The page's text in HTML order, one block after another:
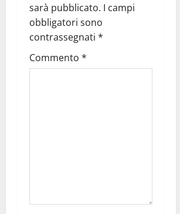
sarà pubblicato. I campi
obbligatori sono
contrassegnati *
Commento *